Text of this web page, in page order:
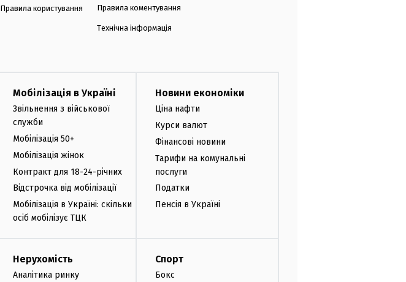
Правила користування Правила коментування
Технічна інформація
Мобілізація в Україні
Звільнення з військової
служби
Мобілізація 50+
Мобілізація жінок
Контракт для 18-24-річних
Відстрочка від мобілізації
Мобілізація в Україні: скільки
осіб мобілізує ТЦК
Новини економіки
Ціна нафти
Курси валют
Фінансові новини
Тарифи на комунальні
послуги
Податки
Пенсія в Україні
Нерухомість
Аналітика ринку
Спорт
Бокс